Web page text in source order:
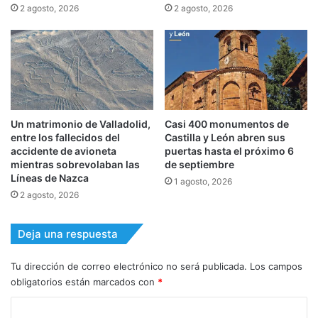
2 agosto, 2026 2 agosto, 2026
Un matrimonio de Valladolid,
entre los fallecidos del
accidente de avioneta
mientras sobrevolaban las
Líneas de Nazca
2 agosto, 2026
Casi 400 monumentos de
Castilla y León abren sus
puertas hasta el próximo 6
de septiembre
1 agosto, 2026
Deja una respuesta
Tu dirección de correo electrónico no será publicada. Los campos
obligatorios están marcados con *